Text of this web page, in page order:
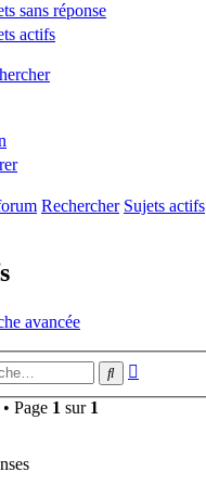
sans réponse
actifs
Rechercher Sujets actifs
avancée
Rechercher
Page 1 sur 1